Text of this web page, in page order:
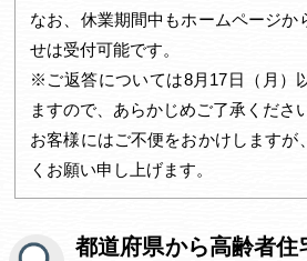
なお、休業期間中もホームページか
せは受付可能です。
※ご返答については8月17日（月）
ますので、あらかじめご了承ください
お客様にはご不便をおかけしますが
くお願い申し上げます。
都道府県から高齢者住